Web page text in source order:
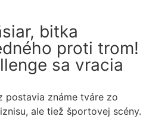
bitka
proti trom!
sa vracia
postavia známe tváre zo
ale tiež športovej scény.